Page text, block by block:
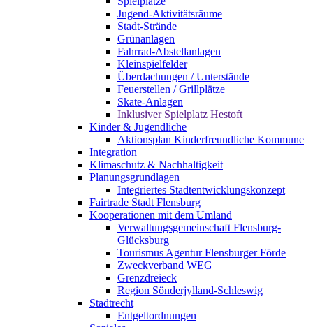
Jugend-Aktivitätsräume
Stadt-Strände
Grünanlagen
Fahrrad-Abstellanlagen
Kleinspielfelder
Überdachungen / Unterstände
Feuerstellen / Grillplätze
Skate-Anlagen
Inklusiver Spielplatz Hestoft
Kinder & Jugendliche
Aktionsplan Kinderfreundliche Kommune
Integration
Klimaschutz & Nachhaltigkeit
Planungsgrundlagen
Integriertes Stadtentwicklungskonzept
Fairtrade Stadt Flensburg
Kooperationen mit dem Umland
Verwaltungsgemeinschaft Flensburg-
Glücksburg
Tourismus Agentur Flensburger Förde
Zweckverband WEG
Grenzdreieck
Region Sönderjylland-Schleswig
Stadtrecht
Entgeltordnungen